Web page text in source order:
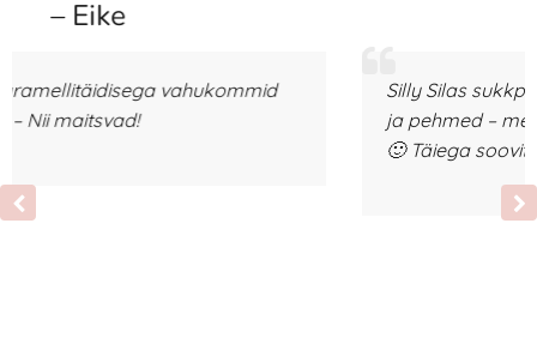
Silly Silas sukkpüksid – Superägedad,
ja pehmed – meie uued igapäevased